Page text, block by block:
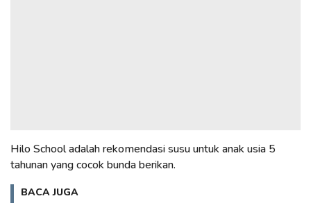
Hilo School adalah rekomendasi susu untuk anak usia 5
tahunan yang cocok bunda berikan.
BACA JUGA